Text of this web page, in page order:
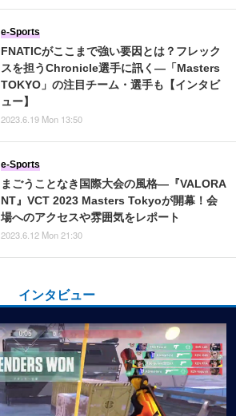
FNATICがここまで強い要因とは？フレック
スを担うChronicle選手に訊く―「Masters
TOKYO」の注目チーム・選手も【インタビ
ュー】
e-Sports
2023.6.19 Mon 13:50
まごうことなき国際大会の風格―『VALORA
NT』VCT 2023 Masters Tokyoが開幕！会
場へのアクセスや雰囲気をレポート
e-Sports
2023.6.12 Mon 21:30
インタビュー